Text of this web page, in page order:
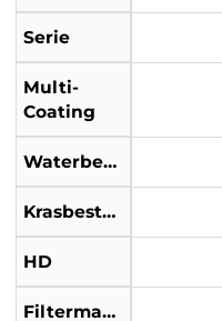
Serie
Multi-
Coating
Waterbestendig
Krasbestendig
HD
Filtermateriaal